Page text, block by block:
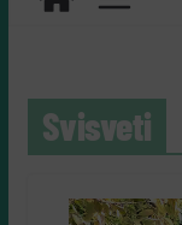
Svisveti